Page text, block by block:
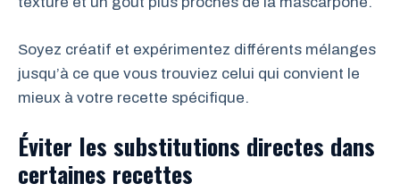
Soyez créatif et expérimentez différents mélanges
jusqu’à ce que vous trouviez celui qui convient le
mieux à votre recette spécifique.
Éviter les substitutions directes dans
certaines recettes